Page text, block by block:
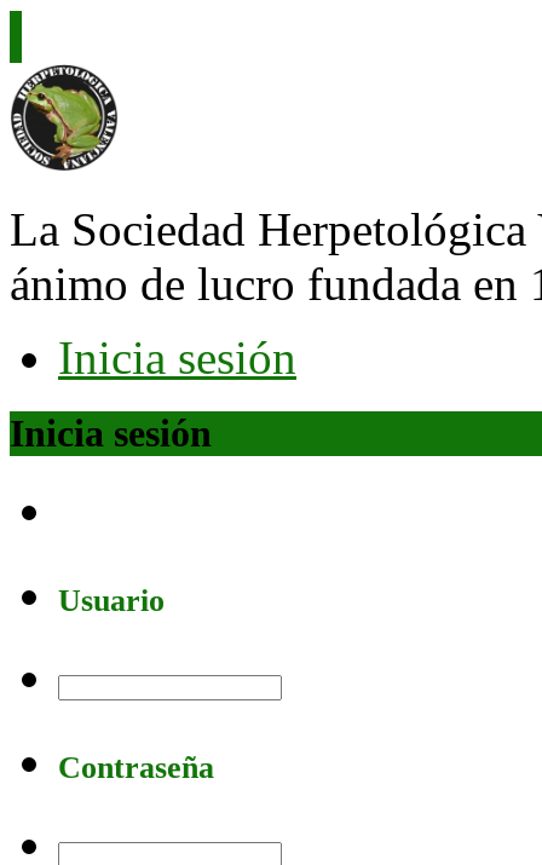
La Sociedad Herpetológica
ánimo de lucro fundada en
Inicia sesión
Inicia sesión
Usuario
Contraseña